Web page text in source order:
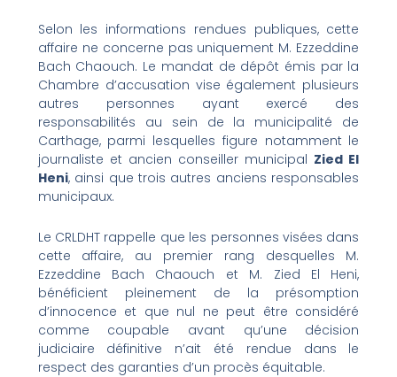
Selon les informations rendues publiques, cette
affaire ne concerne pas uniquement M. Ezzeddine
Bach Chaouch. Le mandat de dépôt émis par la
Chambre d’accusation vise également plusieurs
autres personnes ayant exercé des
responsabilités au sein de la municipalité de
Carthage, parmi lesquelles figure notamment le
journaliste et ancien conseiller municipal Zied El
Heni, ainsi que trois autres anciens responsables
municipaux.
Le CRLDHT rappelle que les personnes visées dans
cette affaire, au premier rang desquelles M.
Ezzeddine Bach Chaouch et M. Zied El Heni,
bénéficient pleinement de la présomption
d’innocence et que nul ne peut être considéré
comme coupable avant qu’une décision
judiciaire définitive n’ait été rendue dans le
respect des garanties d’un procès équitable.